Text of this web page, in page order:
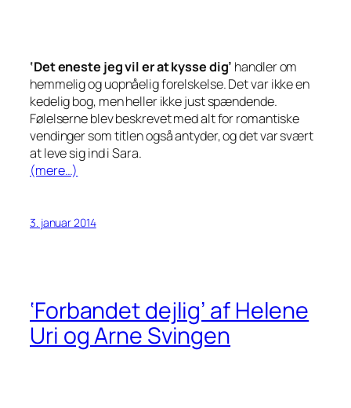
‘Det eneste jeg vil er at kysse dig’ handler om
hemmelig og uopnåelig forelskelse. Det var ikke en
kedelig bog, men heller ikke just spændende.
Følelserne blev beskrevet med alt for romantiske
vendinger som titlen også antyder, og det var svært
at leve sig ind i Sara.
(mere…)
3. januar 2014
‘Forbandet dejlig’ af Helene
Uri og Arne Svingen